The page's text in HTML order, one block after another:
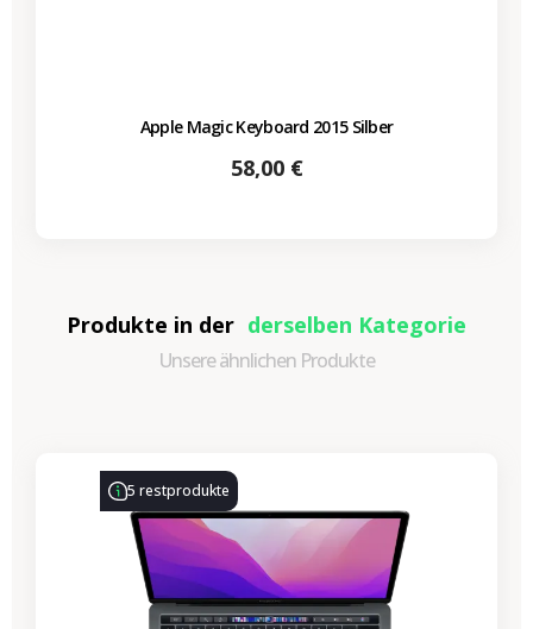
Apple Magic Keyboard 2015 Silber
Preis
58,00 €
Produkte in der derselben Kategorie
Unsere ähnlichen Produkte
5 restprodukte